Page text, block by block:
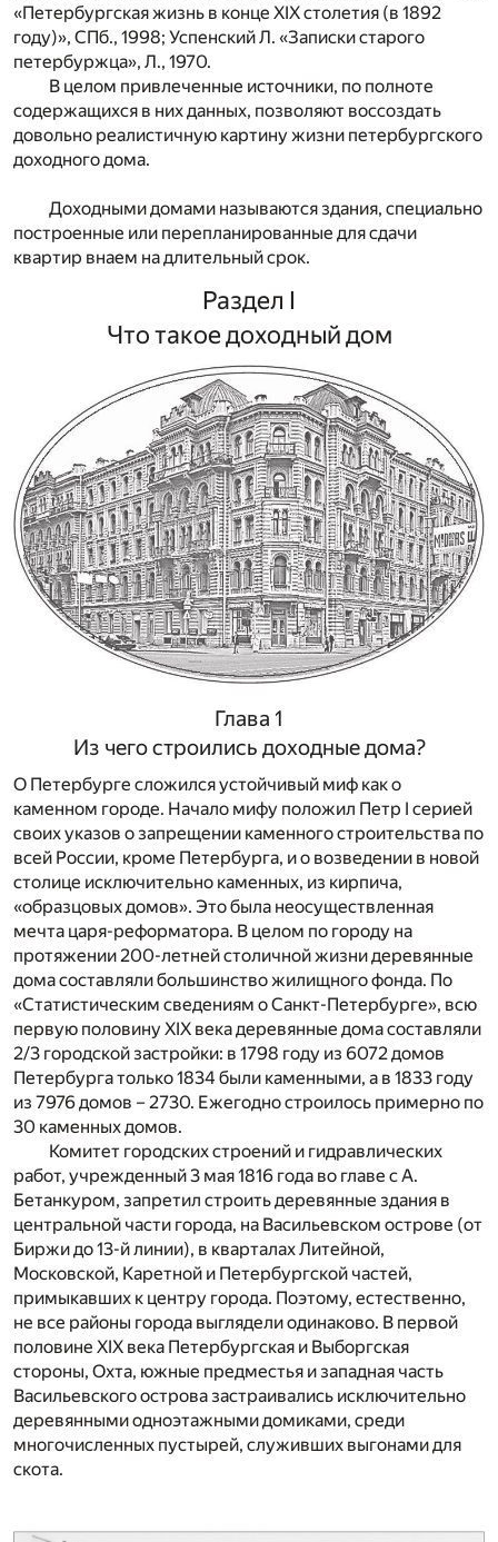
«Петербургская жизнь в конце XIX столетия (в 1892
году)», СПб., 1998; Успенский Л. «Записки старого
петербуржца», Л., 1970.
В целом привлеченные источники, по полноте
содержащихся в них данных, позволяют воссоздать
довольно реалистичную картину жизни петербургского
доходного дома.
Доходными домами называются здания, специально
построенные или перепланированные для сдачи
квартир внаем на длительный срок.
Раздел I
Что такое доходный дом
Глава 1
Из чего строились доходные дома?
О Петербурге сложился устойчивый миф как о
каменном городе. Начало мифу положил Петр I серией
своих указов о запрещении каменного строительства по
всей России, кроме Петербурга, и о возведении в новой
столице исключительно каменных, из кирпича,
«образцовых домов». Это была неосуществленная
мечта царя-реформатора. В целом по городу на
протяжении 200-летней столичной жизни деревянные
дома составляли большинство жилищного фонда. По
«Статистическим сведениям о Санкт-Петербурге», всю
первую половину XIX века деревянные дома составляли
2/3 городской застройки: в 1798 году из 6072 домов
Петербурга только 1834 были каменными, а в 1833 году
из 7976 домов – 2730. Ежегодно строилось примерно по
30 каменных домов.
Комитет городских строений и гидравлических
работ, учрежденный 3 мая 1816 года во главе с А.
Бетанкуром, запретил строить деревянные здания в
центральной части города, на Васильевском острове (от
Биржи до 13-й линии), в кварталах Литейной,
Московской, Каретной и Петербургской частей,
примыкавших к центру города. Поэтому, естественно,
не все районы города выглядели одинаково. В первой
половине XIX века Петербургская и Выборгская
стороны, Охта, южные предместья и западная часть
Васильевского острова застраивались исключительно
деревянными одноэтажными домиками, среди
многочисленных пустырей, служивших выгонами для
скота.